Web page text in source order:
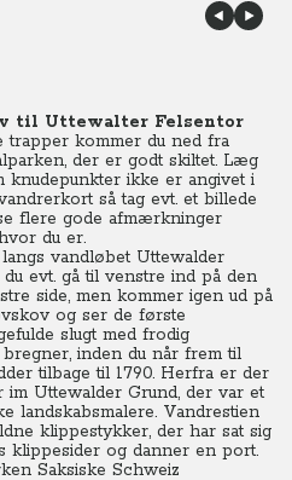
til Uttewalter Felsentor
kommer du ned fra
der er godt skiltet. Læg
knudepunkter ikke er angivet i
så tag evt. et billede
flere gode afmærkninger
du er.
vandløbet Uttewalder
evt. gå til venstre ind på den
side, men kommer igen ud på
og ser de første
slugt med frodig
inden du når frem til
tilbage til 1790. Herfra er der
Uttewalder Grund, der var et
landskabsmalere. Vandrestien
klippestykker, der har sat sig
klippesider og danner en port.